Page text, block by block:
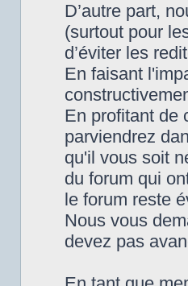
D’autre part,
(surtout pour
d’éviter les
En faisant
En profitant de
parviendrez
qu'il vous soit
du forum qui
le forum reste
Nous vous
devez pas